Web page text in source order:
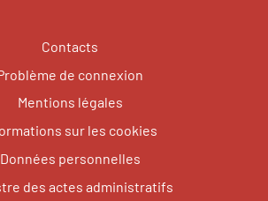
Contacts
de connexion
Mentions légales
sur les cookies
Données personnelles
des actes administratifs